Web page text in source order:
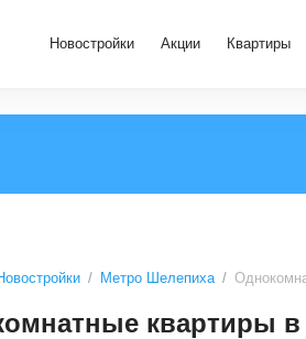
Новостройки Акции Квартиры
Метро Шелепиха
квартиры